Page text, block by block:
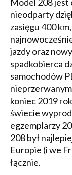
Model 208 jest
nieodparty
zasięgu 400
jazdy oraz
spadkobierca
samochodów
koniec 2019
świecie
egzemplarzy
208 był
Europie (i we
łącznie.